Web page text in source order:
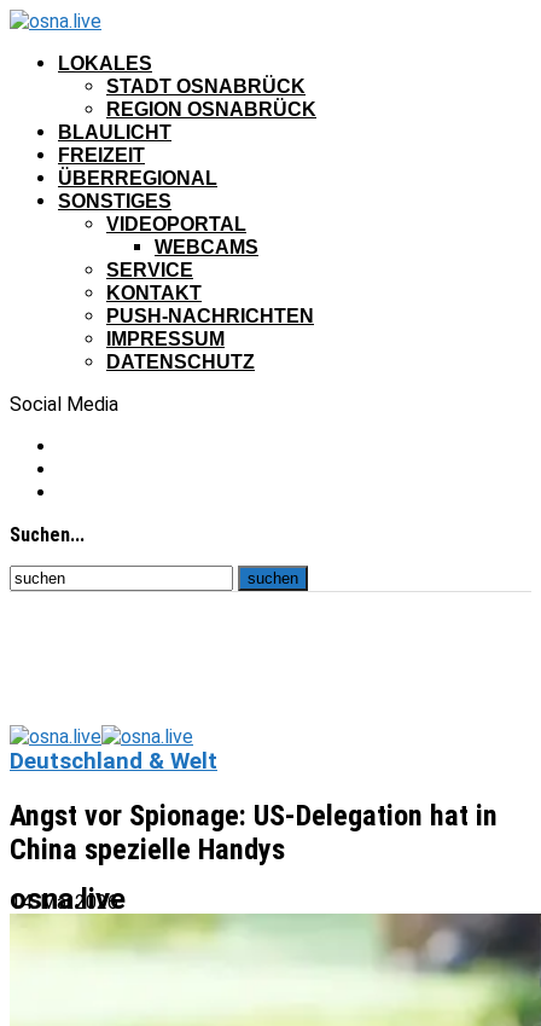
LOKALES
STADT OSNABRÜCK
REGION OSNABRÜCK
BLAULICHT
FREIZEIT
ÜBERREGIONAL
SONSTIGES
VIDEOPORTAL
WEBCAMS
SERVICE
KONTAKT
PUSH-NACHRICHTEN
IMPRESSUM
DATENSCHUTZ
Social Media
Suchen...
osna.live
Deutschland & Welt
Angst vor Spionage: US-Delegation hat in
China spezielle Handys
14. Mai 2026